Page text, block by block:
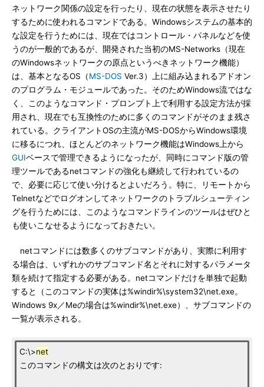
ネットワーク関係の設定を行ったり、現在の状態を表示させたり
するために使われるコマンドである。Windowsシステムの基本的
な設定を行うためには、現在ではコントロール・パネルなどを使
うのが一般的であるが、開発された当初のMS-Networks（現在
のWindowsネットワークの原点というべきネットワーク機能）
は、基本となるOS（MS-DOS Ver.3）上に組み込まれるアドオン
のプログラム・モジュールであった。そのためWindows流ではな
く、このようなコマンド・プロンプト上で利用する設定方法が採
用され、現在でも互換性のために多くのコマンドがそのまま残さ
れている。クライアントOSの主流がMS-DOSからWindows環境
に移るにつれ、ほとんどのネットワーク機能はWindows上から
GUIベースで管理できるようになったが、同時にコマンド版の管
理ツールであるnetコマンドの強化も継続して行われているの
で、必要に応じて使い分けるとよいだろう。特に、リモートから
Telnetなどでログオンしてネットワークのトラブルシューティン
グを行うためには、このようなコマンドラインのツールはぜひと
も使いこなせるようになっておきたい。
netコマンドには数多くのサブコマンドがあり、実際に利用す
る場合は、いずれかのサブコマンド名とそれに対するパラメータ
類を続けて指定する必要がある。netコマンドだけを単独で起動
すると（このコマンドの実体は%windir%\system32\net.exe。
Windows 9x／Meの場合は%windir%\net.exe）、サブコマンドの
一覧が表示される。
C:\>net
このコマンドの構文は次のとおりです: